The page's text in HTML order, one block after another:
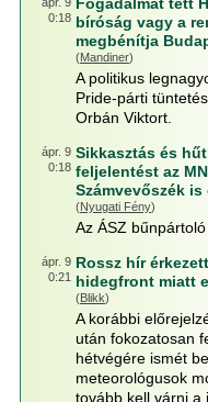
0:18 bíróság vagy a
megbénítja
(Mandiner)
A politikus
Pride-párti
Orbán Viktort.
ápr. 9
0:18
Sikkasztás és
feljelentést az
Számvevőszék
(Nyugati Fény)
Az ÁSZ
ápr. 9
0:21
Rossz hír
hidegfront miatt
(Blikk)
A korábbi
után fokozatosan
hétvégére ismét
meteorológusok
tovább kell várni a